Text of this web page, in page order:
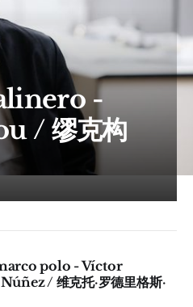
-
/ 缪克构
polo - Víctor
/ 维克托·罗德里格斯·